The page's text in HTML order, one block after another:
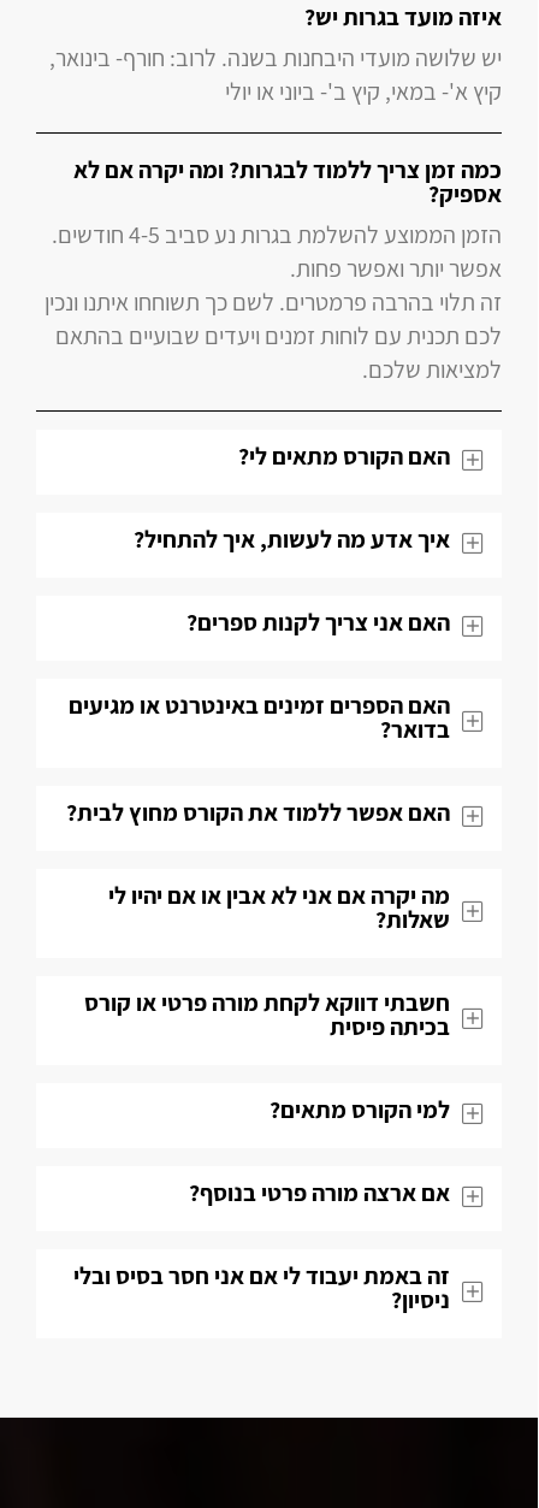
איזה מועד בגרות יש?
יש שלושה מועדי היבחנות בשנה. לרוב: חורף- בינואר,
קיץ א'- במאי, קיץ ב'- ביוני או יולי
כמה זמן צריך ללמוד לבגרות? ומה יקרה אם לא
אספיק?
הזמן הממוצע להשלמת בגרות נע סביב 4-5 חודשים.
אפשר יותר ואפשר פחות.
זה תלוי בהרבה פרמטרים. לשם כך תשוחחו איתנו ונכין
לכם תכנית עם לוחות זמנים ויעדים שבועיים בהתאם
למציאות שלכם.
האם הקורס מתאים לי?
איך אדע מה לעשות, איך להתחיל?
האם אני צריך לקנות ספרים?
האם הספרים זמינים באינטרנט או מגיעים
בדואר?
האם אפשר ללמוד את הקורס מחוץ לבית?
מה יקרה אם אני לא אבין או אם יהיו לי
שאלות​?
חשבתי דווקא לקחת מורה פרטי או קורס
בכיתה פיסית​
למי הקורס מתאים?
אם ארצה מורה פרטי בנוסף?
זה באמת יעבוד לי אם אני חסר בסיס ובלי
ניסיון?